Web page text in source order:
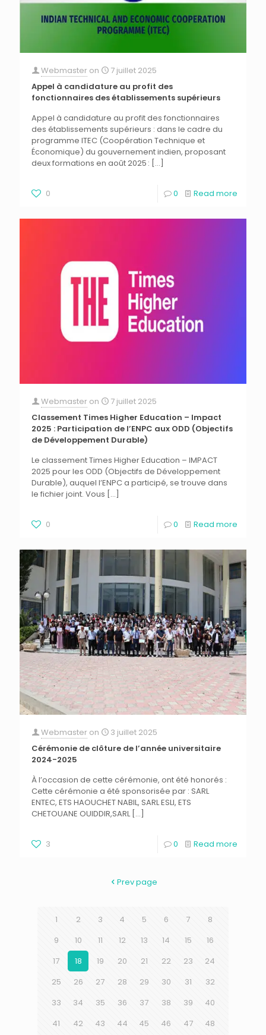
Webmaster on
7 juillet 2025
Appel à candidature au profit des
fonctionnaires des établissements supérieurs
Appel à candidature au profit des fonctionnaires
des établissements supérieurs : dans le cadre du
programme ITEC (Coopération Technique et
Économique) du gouvernement indien, proposant
deux formations en août 2025 : […]
0 0 Read more
Webmaster on
7 juillet 2025
Classement Times Higher Education – Impact
2025 : Participation de l’ENPC aux ODD (Objectifs
de Développement Durable)
Le classement Times Higher Education – IMPACT
2025 pour les ODD (Objectifs de Développement
Durable), auquel l’ENPC a participé, se trouve dans
le fichier joint. Vous […]
0 0 Read more
Webmaster on
3 juillet 2025
Cérémonie de clôture de l’année universitaire
2024-2025
À l’occasion de cette cérémonie, ont été honorés :
Cette cérémonie a été sponsorisée par : SARL
ENTEC, ETS HAOUCHET NABIL, SARL ESLI, ETS
CHETOUANE OUIDDIR,SARL[…]
3 0 Read more
Prev page
1 2 3 4 5 6 7
8
9
10 11 12 13 14 15
16
17
18 19 20 21 22 23
24
25
26 27 28 29 30 31
32
33
34 35 36 37 38 39
40
41
42 43 44 45 46 47
48